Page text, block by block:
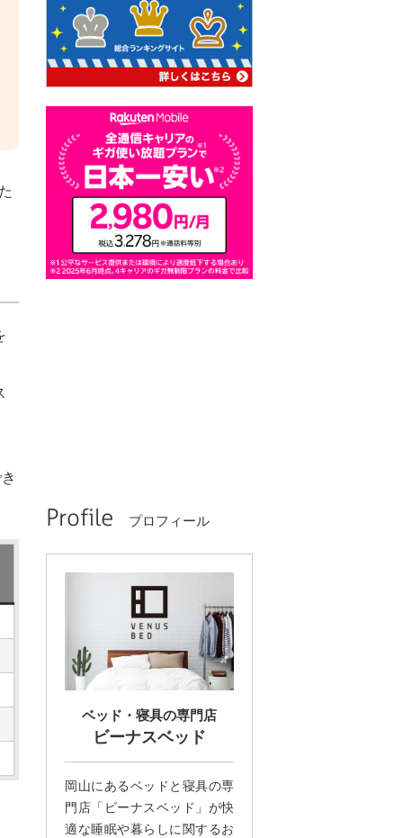
Profile プロフィール
ベッド・寝具の専門店
ビーナスベッド
岡山にあるベッドと寝具の専
門店「ビーナスベッド」が快
適な睡眠や暮らしに関するお